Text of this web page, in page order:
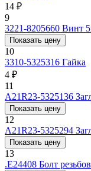
14 ₽
9
3221-8205660 Винт
Показать цену
10
3310-5325316 Гайка
4 ₽
11
А21R23-5325136
Показать цену
12
А21R23-5325294
Показать цену
13
.Е24408 Болт